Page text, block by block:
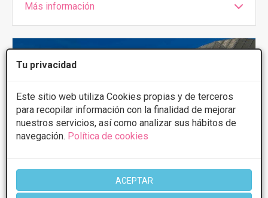
Tu privacidad
Este sitio web utiliza Cookies propias y de terceros
para recopilar información con la finalidad de mejorar
nuestros servicios, así como analizar sus hábitos de
navegación. Política de cookies
ACEPTAR
Más información